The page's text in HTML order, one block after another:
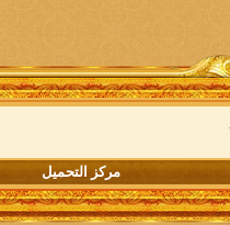
مركز التحميل